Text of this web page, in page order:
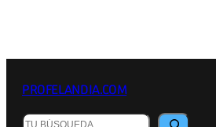
PROFELANDIA.COM
B